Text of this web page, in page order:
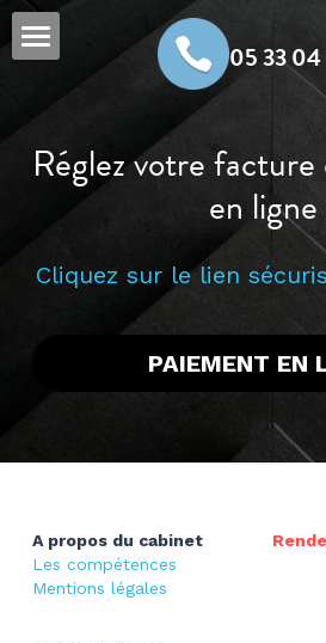
05 33 04
Compétences
Le cabinet
Les domaines d'activités
Honoraires
Honoraires forfaitaires
Abonnements
Réseaux sociaux
Paiement en ligne
Rechercher
RDV
Réglez votre
en ligne
Cliquez sur le lien
PAIEMENT EN
A propos du cabinet
Les compétences
Mentions légales